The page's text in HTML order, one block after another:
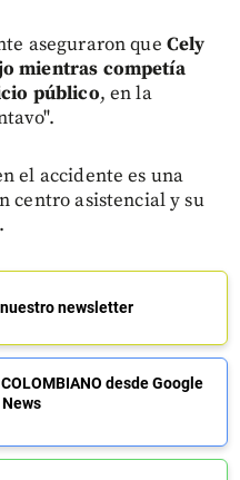
aseguraron que Cely
mientras competía
público, en la
el accidente es una
centro asistencial y su
newsletter
desde Google
News